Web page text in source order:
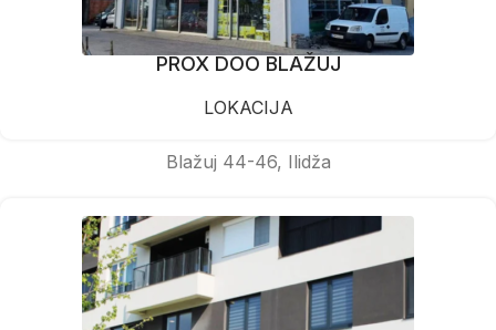
PROX DOO BLAŽUJ
LOKACIJA
Blažuj 44-46, Ilidža